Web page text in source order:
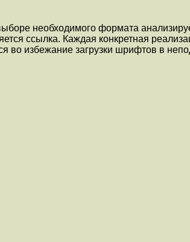
необходимого формата
ссылка. Каждая конкретная
избежание загрузки шрифтов в